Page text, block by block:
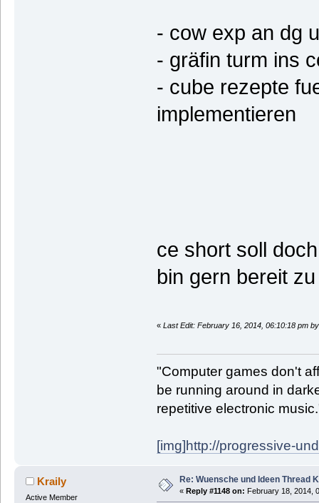
- cow exp an dg
- gräfin turm ins
- cube rezepte
implementieren
ce short soll
bin gern bereit
« Last Edit: February 16, 2014, 06:10:18 pm
"Computer games don't
be running around in
repetitive electronic
[img]http://progressive-
Kraily
Active Member
Re: Wuensche und Ideen Thread
« Reply #1148 on: February 18, 2014,